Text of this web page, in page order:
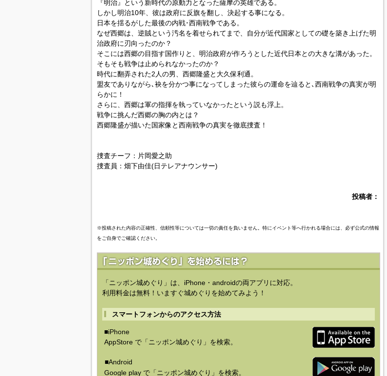
『明治』という新時代の原動力となった薩摩の英雄である。
しかし明治10年、彼は政府に反旗を翻し、決起する事になる。
日本を揺るがした最後の内戦･西南戦争である。
なぜ西郷は、逆賊という汚名を着せられてまで、自分が近代国家としての礎を築き上げた明
治政府に刃向ったのか？
そこには西郷の目指す国作りと、明治政府が作ろうとした近代日本との大きな溝があった。
そもそも戦争は止められなかったのか？
時代に翻弄された2人の男、西郷隆盛と大久保利通。
盟友でありながら､袂を分かつ事になってしまった彼らの運命を辿ると､西南戦争の真実が明
らかに！
さらに、西郷は軍の指揮を執っていなかったという説も浮上。
戦争に挑んだ西郷の胸の内とは？
西郷隆盛が描いた国家像と西南戦争の真実を徹底捜査！
捜査チーフ：片岡愛之助
捜査員：畑下由佳(日テレアナウンサー)
投稿者：
※投稿された内容の正確性、信頼性等については一切の責任を負いません。特にイベント等へ行かれる場合には、必ず公式の情報
をご自身でご確認ください。
「ニッポン城めぐり」は、iPhone・androidの両アプリに対応。
利用料金は無料！いますぐ城めぐりを始めてみよう！
スマートフォンからのアクセス方法
■iPhone
AppStore で「ニッポン城めぐり」を検索。
■Android
Google play で「ニッポン城めぐり」を検索。